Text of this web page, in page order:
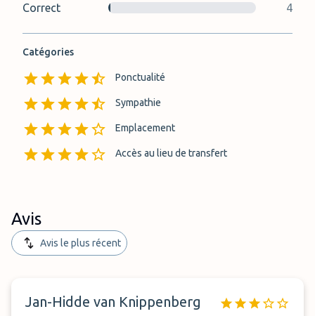
Correct
4
Catégories
Ponctualité
Sympathie
Emplacement
Accès au lieu de transfert
Avis
Avis le plus récent
Jan-Hidde van Knippenberg